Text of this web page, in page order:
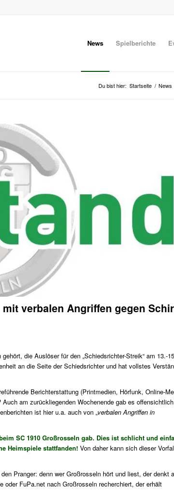
News Spielberichte
Du bist hier: Startseite / News
verbalen Angriffen gegen
die Auslöser für den „Schiedsrichter-Streik“ am 13.-
an die Seite der Schiedsrichter und hat vollstes
Berichterstattung (Printmedien, Hörfunk, Online-
am zurückliegenden Wochenende gab es offensichtlich
ist hier u.a. auch von „verbalen Angriffen in
SC 1910 Großrosseln gab. Dies ist schlicht und
Heimspiele stattfanden! Von daher kann sich dieser
Pranger: denn wer Großrosseln hört und liest, der denkt
FuPa.net nach Großrosseln recherchiert, der erhält